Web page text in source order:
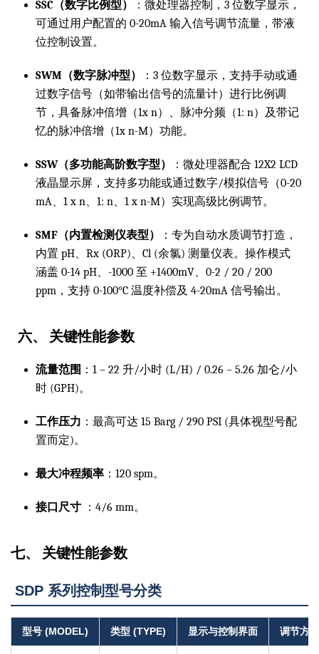
SSC（数字比例型）
：微处理器控制，3 位数字显示，
可通过用户配置的 0-20mA 输入信号调节流量，带液
位控制设置。
SWM（数字脉冲型）
：3 位数字显示，支持手动或通
过数字信号（如带输出信号的流量计）进行比例调
节，具备脉冲倍增（1x n）、脉冲分频（1: n）及带记
忆的脉冲倍增（1x n-M）功能。
SSW（多功能高阶数字型）
：微处理器配合 12X2 LCD
液晶显示屏，支持多功能或通过数字/模拟信号（0-20
mA、1 x n、1: n、1 x n-M）实现高级比例调节。
SMF（内置检测仪表型）
：专为自动水质调节打造，
内置 pH、Rx (ORP)、Cl (余氯) 测量仪表。操作模式
涵盖 0-14 pH、-1000 至 +1400mV、0-2 / 20 / 200
ppm，支持 0-100°C 温度补偿及 4-20mA 信号输出。
六、 关键性能参数
流量范围 ：1 – 22 升/小时 (L/H) / 0.26 – 5.26 加仑/小
时 (GPH)。
工作压力 ：最高可达 15 Barg / 290 PSI (具体视型号配
置而定)。
最大冲程频率 ：120 spm。
接口尺寸 ：4/6 mm。
七、 关键性能参数
SDP 系列控制型号分类
型号 (MODEL) 类型 (TYPE) 显示与控制界面 调节方